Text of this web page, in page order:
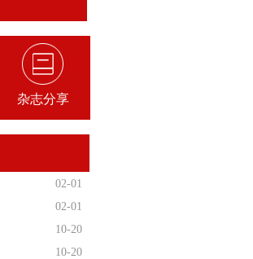
杂志分享
02-01
02-01
10-20
10-20